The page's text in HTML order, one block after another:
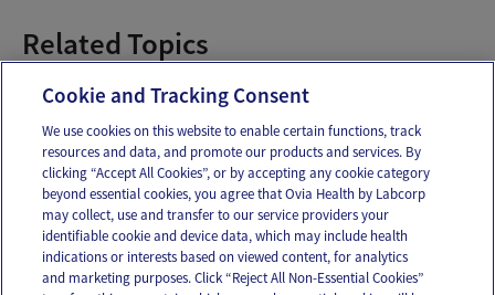
Related Topics
Bañar al recién nacido
Email Text
OUR APPS
Cookie and Tracking Consent
We use cookies on this website to enable certain functions, track
resources and data, and promote our products and services. By
clicking “Accept All Cookies”, or by accepting any cookie category
beyond essential cookies, you agree that Ovia Health by Labcorp
may collect, use and transfer to our service providers your
identifiable cookie and device data, which may include health
indications or interests based on viewed content, for analytics
and marketing purposes. Click “Reject All Non-Essential Cookies”